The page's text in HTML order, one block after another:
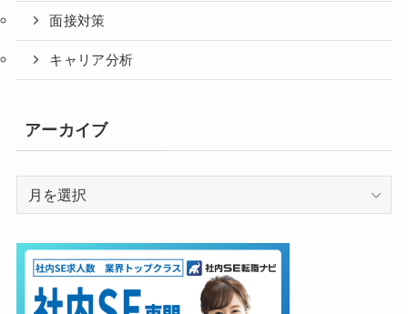
面接対策
キャリア分析
アーカイブ
イ